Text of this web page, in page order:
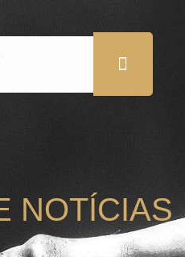
NOTÍCIAS